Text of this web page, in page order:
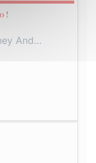
!
And…